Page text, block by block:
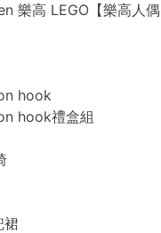
樂高 LEGO【樂高人偶
hook
hook禮盒組
裙